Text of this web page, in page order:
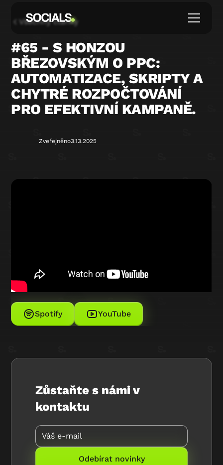
Všechny články
#65 - S HONZOU
BŘEZOVSKÝM O PPC:
AUTOMATIZACE, SKRIPTY A
CHYTRÉ ROZPOČTOVÁNÍ
PRO EFEKTIVNÍ KAMPANĚ.
Zveřejněno3.13.2025
Spotify YouTube
Zůstaňte s námi v
kontaktu